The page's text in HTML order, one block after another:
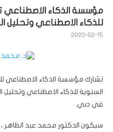
مؤسسة الذكاء الاصطناعي
للذكاء الاصطناعي وتحليل
2020-02-15
تشارك مؤسسة الذكاء الاصطناعي
السنوية للذكاء الاصطناعي وتحليل
في دبي.
سيكون الدكتور محمد عبد الظاهر ،